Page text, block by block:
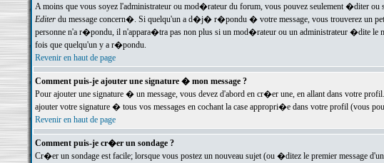
A moins que vous soyez l'administrateur ou mod�rateur du forum, vous pouvez seulement �diter
Editerdu message concern�. Si quelqu'un a d�j� r�pondu � votre message, vous trouverez un
personne n'a r�pondu, il n'appara�tra pas non plus si un mod�rateur ou un administrateur �dite le
fois que quelqu'un y a r�pondu.
Revenir en haut de page
Comment puis-je ajouter une signature � mon message ?
Pour ajouter une signature � un message, vous devez d'abord en cr�er une, en allant dans votre
ajouter votre signature � tous vos messages en cochant la case appropri�e dans votre profil (vous
Revenir en haut de page
Comment puis-je cr�er un sondage ?
Cr�er un sondage est facile; lorsque vous postez un nouveau sujet (ou �ditez le premier message